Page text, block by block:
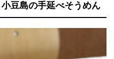
豆島の手延べそうめん